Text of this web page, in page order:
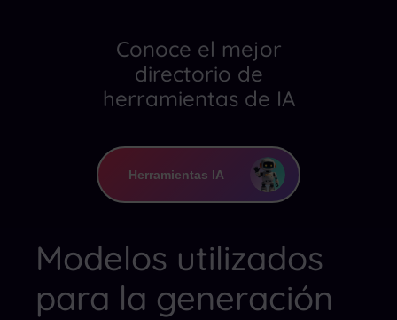
Conoce el mejor
directorio de
herramientas de IA
Herramientas IA
Modelos utilizados
para la generación